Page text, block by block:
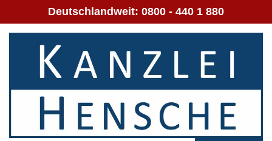
Deutschlandweit: 0800 - 440 1 880